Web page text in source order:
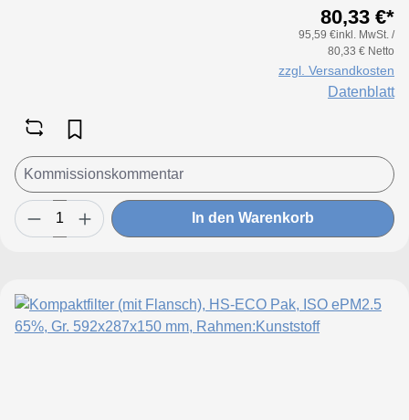
80,33 €*
95,59 €inkl. MwSt. /
80,33 € Netto
zzgl. Versandkosten
Datenblatt
In den Warenkorb